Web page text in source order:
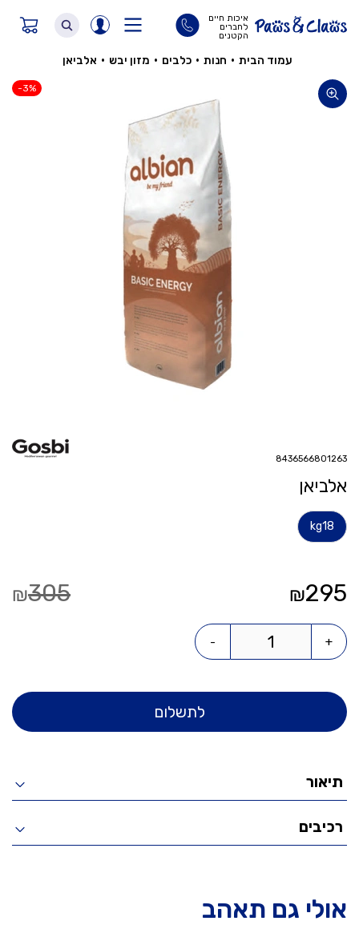
איכות חיים
לחברים
הקטנים
-3%
עמוד הבית • חנות • כלבים • מזון יבש • אלביאן
8436566801263
אלביאן
18
kg
295
₪
305
₪
- +
לתשלום
תיאור
רכיבים
אולי גם תאהב